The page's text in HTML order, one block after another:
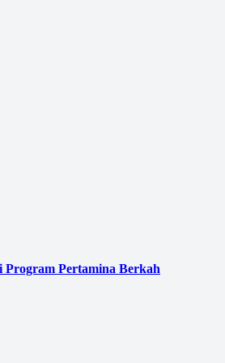
Program Pertamina Berkah